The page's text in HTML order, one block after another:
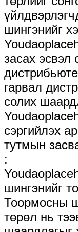
шингэнийг
засах эсвэл
гарвал
солих
сэргийлэх
тутмын
‌:
шингэнийг
Тоормосны
төрөл нь